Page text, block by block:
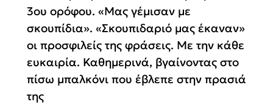
3ου ορόφου. «Μας γέμισαν με
σκουπίδια». «Σκουπιδαριό μας έκαναν»
οι προσφιλείς της φράσεις. Με την κάθε
ευκαιρία. Καθημερινά, βγαίνοντας στο
πίσω μπαλκόνι που έβλεπε στην πρασιά
της